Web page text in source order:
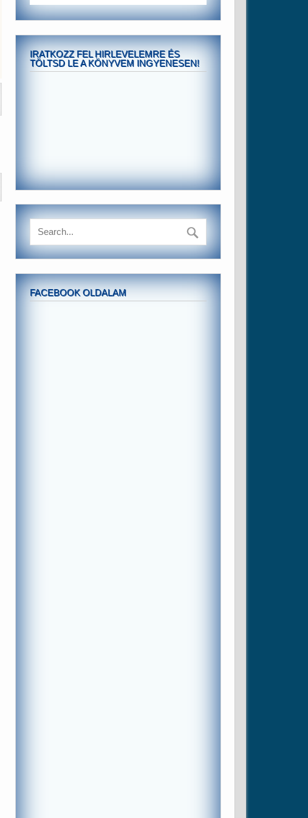
IRATKOZZ FEL HIRLEVELEMRE ÉS
TÖLTSD LE A KÖNYVEM INGYENESEN!
FACEBOOK OLDALAM